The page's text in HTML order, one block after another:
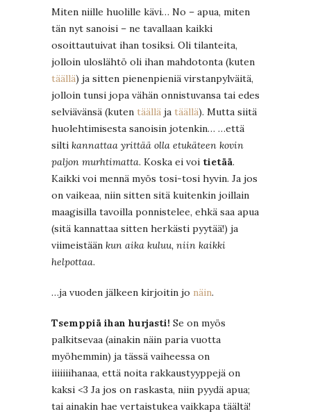
Miten niille huolille kävi… No – apua, miten
tän nyt sanoisi – ne tavallaan kaikki
osoittautuivat ihan tosiksi. Oli tilanteita,
jolloin uloslähtö oli ihan mahdotonta (kuten
täällä) ja sitten pienenpieniä virstanpylväitä,
jolloin tunsi jopa vähän onnistuvansa tai edes
selviävänsä (kuten täällä ja täällä). Mutta siitä
huolehtimisesta sanoisin jotenkin… …että
silti kannattaa yrittää olla etukäteen kovin
paljon murhtimatta. Koska ei voi tietää.
Kaikki voi mennä myös tosi-tosi hyvin. Ja jos
on vaikeaa, niin sitten sitä kuitenkin joillain
maagisilla tavoilla ponnistelee, ehkä saa apua
(sitä kannattaa sitten herkästi pyytää!) ja
viimeistään kun aika kuluu, niin kaikki
helpottaa.
…ja vuoden jälkeen kirjoitin jo näin.
Tsemppiä ihan hurjasti! Se on myös
palkitsevaa (ainakin näin paria vuotta
myöhemmin) ja tässä vaiheessa on
iiiiiiihanaa, että noita rakkaustyyppejä on
kaksi <3 Ja jos on raskasta, niin pyydä apua;
tai ainakin hae vertaistukea vaikkapa täältä!